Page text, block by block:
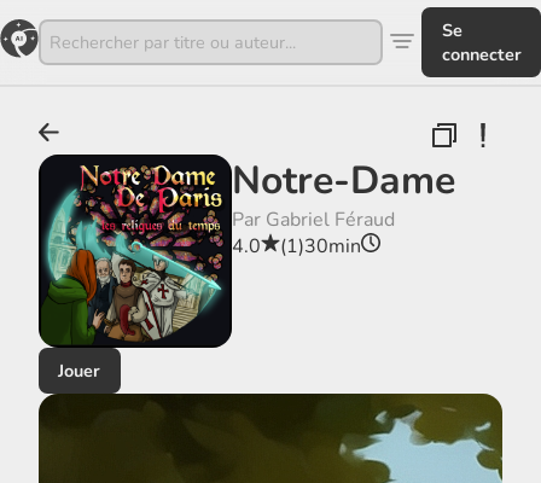
Se
connecter
Notre-Dame
Par Gabriel Féraud
4.0
(1)30min
Jouer